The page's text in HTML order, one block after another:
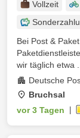
Vollzeit
Bei Post &
wir täglich etwa ...
Deutsche
Bruchsal
vor 3 Tagen